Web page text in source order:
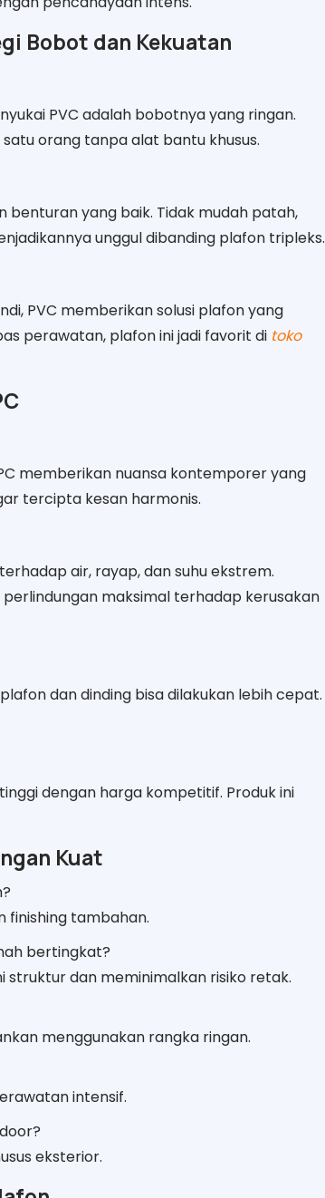
Bobot dan Kekuatan
PVC adalah bobotnya yang ringan.
orang tanpa alat bantu khusus.
benturan yang baik. Tidak mudah patah,
unggul dibanding plafon tripleks.
PVC memberikan solusi plafon yang
perawatan, plafon ini jadi favorit di toko
memberikan nuansa kontemporer yang
tercipta kesan harmonis.
air, rayap, dan suhu ekstrem.
maksimal terhadap kerusakan
dan dinding bisa dilakukan lebih cepat.
dengan harga kompetitif. Produk ini
Kuat
finishing tambahan.
bertingkat?
dan meminimalkan risiko retak.
menggunakan rangka ringan.
intensif.
eksterior.